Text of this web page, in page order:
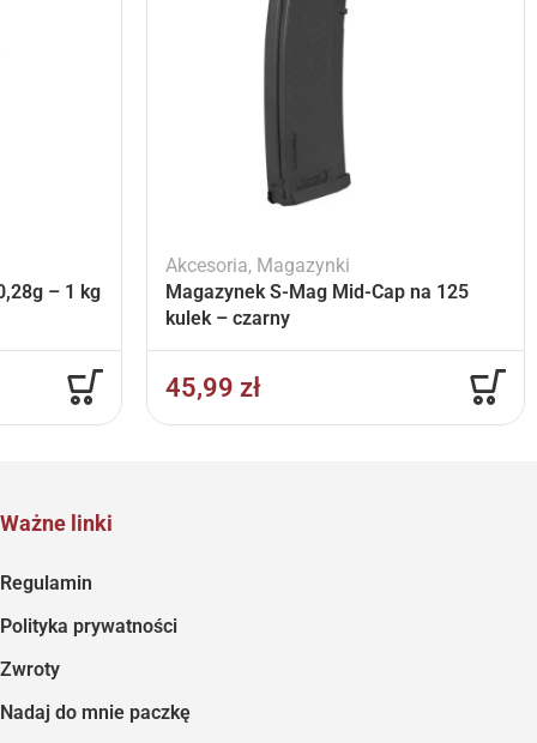
– 1 kg
Akcesoria, Magazynki
Magazynek S-Mag Mid-Cap na 125
kulek – czarny
45,99 zł
Ważne linki
Regulamin
Polityka prywatności
Zwroty
Nadaj do mnie paczkę